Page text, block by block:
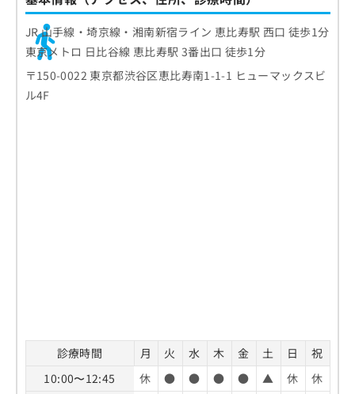
JR 山手線・埼京線・湘南新宿ライン 恵比寿駅 西口 徒歩1分
東京メトロ 日比谷線 恵比寿駅 3番出口 徒歩1分
〒150-0022 東京都渋谷区恵比寿南1-1-1 ヒューマックスビ
ル4F
診療時間 月 火 水 木 金 土 日
祝
10:00〜12:45
休 ● ● ● ● ▲ 休
休